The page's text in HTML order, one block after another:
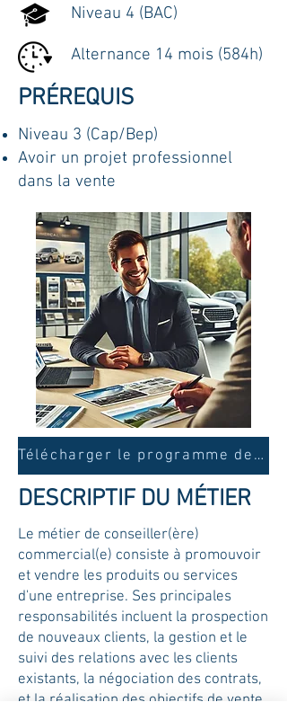
Niveau 4 (BAC)
Alternance 14 mois (584h)
PRÉREQUIS
Niveau 3 (Cap/Bep)
Avoir un projet professionnel
dans la vente
Télécharger le programme de formation
DESCRIPTIF DU MÉTIER
Le métier de conseiller(ère)
commercial(e) consiste à promouvoir
et vendre les produits ou services
d'une entreprise. Ses principales
responsabilités incluent la prospection
de nouveaux clients, la gestion et le
suivi des relations avec les clients
existants, la négociation des contrats,
et la réalisation des objectifs de vente.